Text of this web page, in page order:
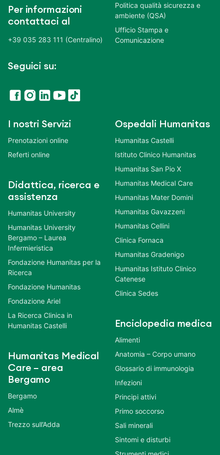
Per informazioni
contattaci al
+39 035 283 111 (Centralino)
Seguici su:
Politica qualità sicurezza e
ambiente (QSA)
Ufficio Stampa e
Comunicazione
I nostri Servizi
Prenotazioni online
Referti online
Didattica, ricerca e
assistenza
Humanitas University
Humanitas University
Bergamo – Laurea
Infermieristica
Fondazione Humanitas per la
Ricerca
Fondazione Humanitas
Fondazione Ariel
La Ricerca Clinica in
Humanitas Castelli
Humanitas Medical
Care – area
Bergamo
Bergamo
Almè
Trezzo sull’Adda
Ospedali Humanitas
Humanitas Castelli
Istituto Clinico Humanitas
Humanitas San Pio X
Humanitas Medical Care
Humanitas Mater Domini
Humanitas Gavazzeni
Humanitas Cellini
Clinica Fornaca
Humanitas Gradenigo
Humanitas Istituto Clinico
Catenese
Clinica Sedes
Enciclopedia medica
Alimenti
Anatomia – Corpo umano
Glossario di immunologia
Infezioni
Principi attivi
Primo soccorso
Sali minerali
Sintomi e disturbi